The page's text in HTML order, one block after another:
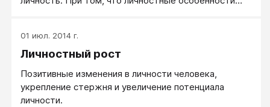
01 июл. 2014 г.
Личностный рост
Позитивные изменения в личности человека,
укрепление стержня и увеличение потенциала
личности.